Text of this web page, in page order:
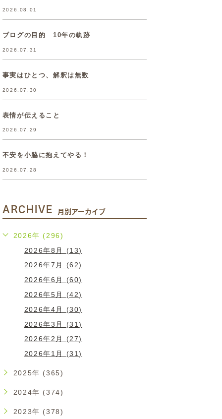
2026.08.01
ブログの目的 10年の軌跡
2026.07.31
事実はひとつ、解釈は無数
2026.07.30
表情が伝えること
2026.07.29
不安を小脇に抱えてやる！
2026.07.28
ARCHIVE 月別アーカイブ
2026年 (296)
2026年8月 (13)
2026年7月 (62)
2026年6月 (60)
2026年5月 (42)
2026年4月 (30)
2026年3月 (31)
2026年2月 (27)
2026年1月 (31)
2025年 (365)
2024年 (374)
2023年 (378)